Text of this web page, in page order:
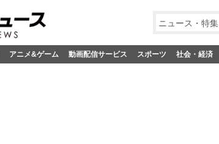
ニュース・特集
アニメ&ゲーム 動画配信サービス スポーツ 社会・経済